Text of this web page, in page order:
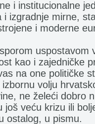
i institucionalne
i izgradnje mirne,
i moderne
uspostavom
kao i zajedničke
na one političke
volju
ne želeći dobro
još veću krizu ili
ostalog, u pismu.